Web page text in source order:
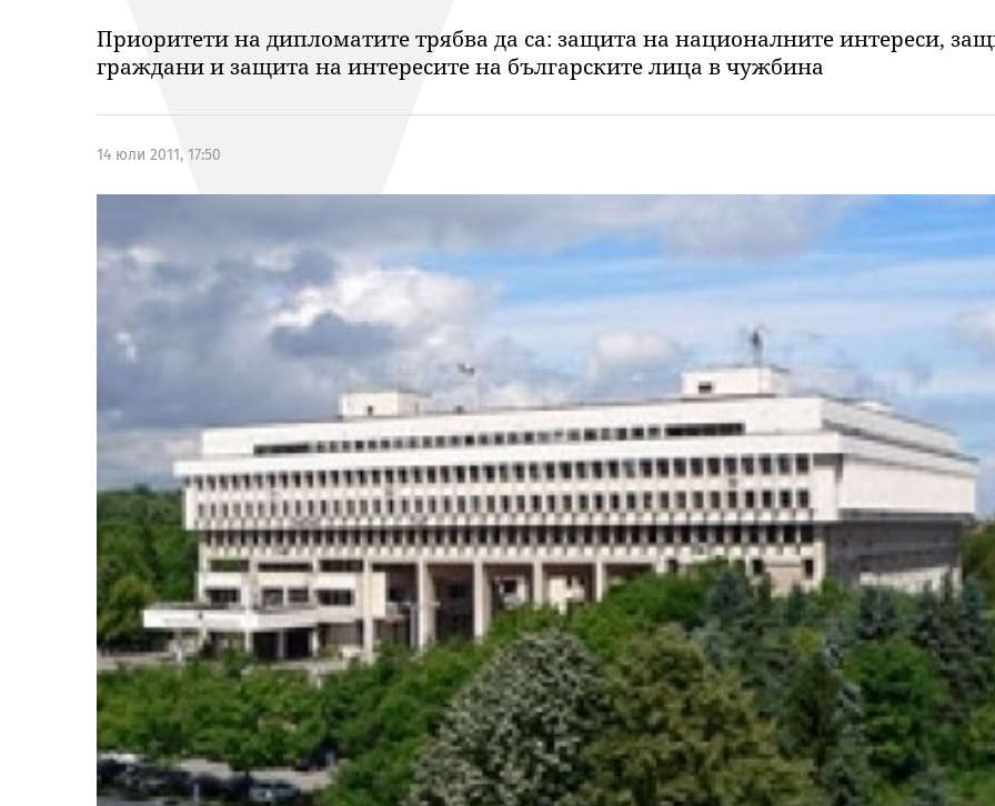
Приоритети на дипломатите трябва да са: защита на националните интереси,
граждани и защита на интересите на българските лица в чужбина
14 юли 2011, 17:50